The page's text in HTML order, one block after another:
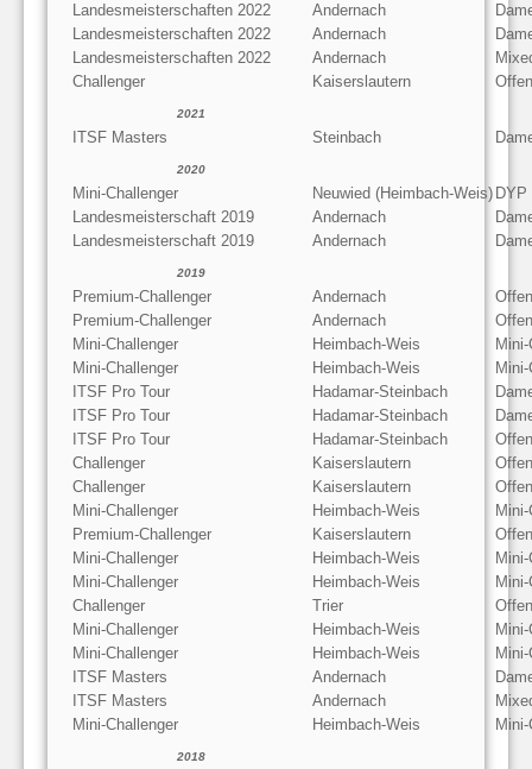
Landesmeisterschaften 2022 Andernach
Landesmeisterschaften 2022
Andernach
Landesmeisterschaften 2022
Andernach
Challenger
Kaiserslautern
2021
ITSF Masters Steinbach
2020
Mini-Challenger Neuwied (Heimbach-Weis) DYP
Landesmeisterschaft 2019
Andernach
Landesmeisterschaft 2019
Andernach
2019
Premium-Challenger Andernach
Premium-Challenger
Andernach
Mini-Challenger
Heimbach-Weis
Mini-Challenger
Heimbach-Weis
ITSF Pro Tour
Hadamar-Steinbach
ITSF Pro Tour
Hadamar-Steinbach
ITSF Pro Tour
Hadamar-Steinbach
Challenger
Kaiserslautern
Challenger
Kaiserslautern
Mini-Challenger
Heimbach-Weis
Premium-Challenger
Kaiserslautern
Mini-Challenger
Heimbach-Weis
Mini-Challenger
Heimbach-Weis
Challenger
Trier
Mini-Challenger
Heimbach-Weis
Mini-Challenger
Heimbach-Weis
ITSF Masters
Andernach
ITSF Masters
Andernach
Mini-Challenger
Heimbach-Weis
2018